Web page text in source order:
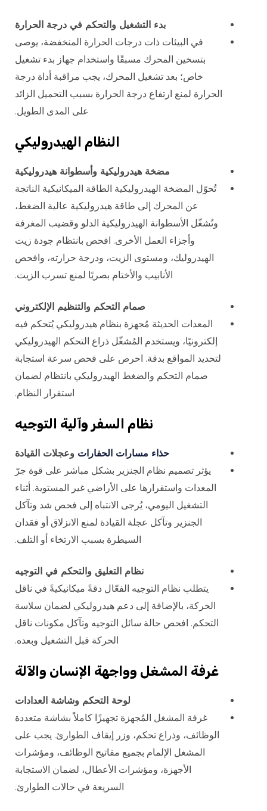
بدء التشغيل والتحكم في درجة الحرارة
في البيئات ذات درجات الحرارة المنخفضة، يوصى
بتسخين المحرك مسبقًا واستخدام جهاز بدء تشغيل
خاص؛ بعد تشغيل المحرك، يجب مراقبة أداة درجة
الحرارة لمنع ارتفاع درجة الحرارة بسبب التحميل الزائد
على المدى الطويل.
النظام الهيدروليكي
مضخة هيدروليكية وأسطوانة هيدروليكية
تُحوّل المضخة الهيدروليكية الطاقة الميكانيكية الناتجة
عن المحرك إلى طاقة هيدروليكية عالية الضغط،
وتُشغّل الأسطوانة الهيدروليكية الدلو وقضيب المغرفة
وأجزاء العمل الأخرى. افحص بانتظام جودة زيت
الهيدروليك، ومستوى الزيت، ودرجة حرارته، وافحص
الأنابيب والأختام بصريًا لمنع تسرب الزيت.
صمام التحكم والتنظيم الإلكتروني
المعدات الحديثة مُجهزة بنظام هيدروليكي يُتحكم فيه
إلكترونيًا، ويستخدم المُشغّل ذراع التحكم الهيدروليكي
لتحديد المواقع بدقة. احرص على فحص سرعة استجابة
صمام التحكم والضغط الهيدروليكي بانتظام لضمان
استقرار النظام.
نظام السفر وآلية التوجيه
حذاء مسارات الحفارات وعجلات القيادة
يؤثر تصميم نظام الجنزير بشكل مباشر على قوة جرّ
المعدات واستقرارها على الأراضي غير المستوية. أثناء
التشغيل اليومي، يُرجى الانتباه إلى فحص شد وتآكل
الجنزير وتآكل عجلة القيادة لمنع الانزلاق أو فقدان
السيطرة بسبب الارتخاء أو التلف.
نظام التعليق والتحكم في التوجيه
يتطلب نظام التوجيه الفعّال دقةً ميكانيكيةً في ناقل
الحركة، بالإضافة إلى دعم هيدروليكي لضمان سلاسة
التحكم. افحص حالة سائل التوجيه وتآكل مكونات ناقل
الحركة قبل التشغيل وبعده.
غرفة المشغل وواجهة الإنسان والآلة
لوحة التحكم وشاشة العدادات
غرفة المشغل المُجهزة تجهيزًا كاملاً بشاشة متعددة
الوظائف، وذراع تحكم، وزر إيقاف الطوارئ. يجب على
المشغل الإلمام بجميع مفاتيح الوظائف، ومؤشرات
الأجهزة، ومؤشرات الأعطال، لضمان الاستجابة
السريعة في حالات الطوارئ.